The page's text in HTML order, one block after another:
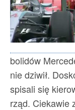
bolidów
nie dziwił.
spisali się
rząd. Ciekawie